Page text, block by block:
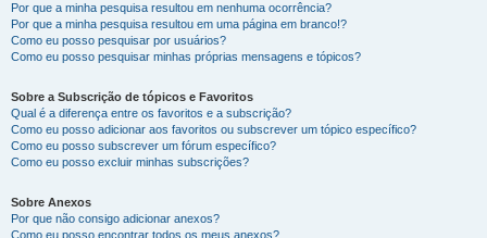
Por que a minha pesquisa resultou em nenhuma ocorrência?
Por que a minha pesquisa resultou em uma página em branco!?
Como eu posso pesquisar por usuários?
Como eu posso pesquisar minhas próprias mensagens e tópicos?
Sobre a Subscrição de tópicos e Favoritos
Qual é a diferença entre os favoritos e a subscrição?
Como eu posso adicionar aos favoritos ou subscrever um tópico específico?
Como eu posso subscrever um fórum específico?
Como eu posso excluir minhas subscrições?
Sobre Anexos
Por que não consigo adicionar anexos?
Como eu posso encontrar todos os meus anexos?